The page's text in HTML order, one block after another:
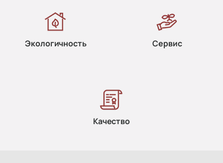
Экологичность Сервис
Качество